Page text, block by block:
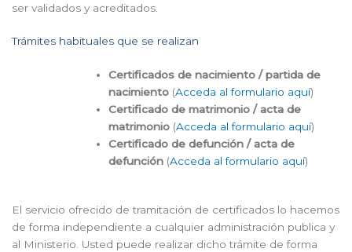
ser validados y acreditados.
Trámites habituales que se realizan
Certificados de nacimiento / partida de
nacimiento (Acceda al formulario aquí)
Certificado de matrimonio / acta de
matrimonio (Acceda al formulario aquí)
Certificado de defunción / acta de
defunción (Acceda al formulario aquí)
El servicio ofrecido de tramitación de certificados lo hacemos
de forma independiente a cualquier administración publica y
al Ministerio. Usted puede realizar dicho trámite de forma